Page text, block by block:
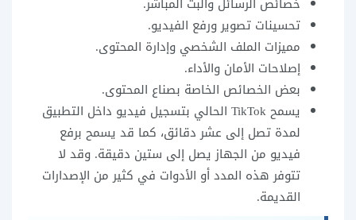
تحسينات تصوير ورفع الفيديو.
مميزات الملف الشخصي وإدارة المحتوى.
إصلاحات الأمان والأداء.
بعض الخصائص الخاصة بصناع المحتوى.
يسمح TikTok الحالي بتسجيل فيديو داخل التطبيق
لمدة تصل إلى عشر دقائق، كما قد يسمح برفع
فيديو من الجهاز يصل إلى ستين دقيقة. وقد لا
تتوفر هذه المدد أو الأدوات في كثير من الإصدارات
القديمة.